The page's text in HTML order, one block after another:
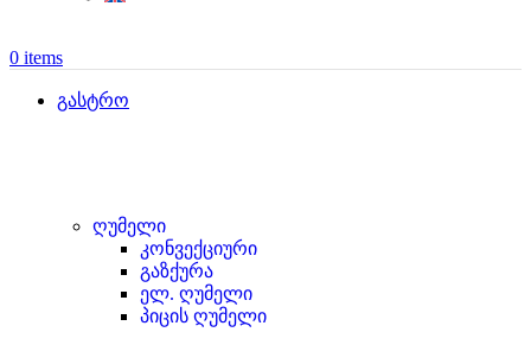
0 items
გასტრო
ღუმელი
კონვექციური
გაზქურა
ელ. ღუმელი
პიცის ღუმელი